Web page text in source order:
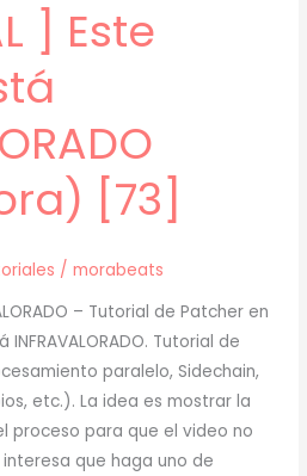
] Este
[73]
/morabeats
– Tutorial de Patcher en
INFRAVALORADO. Tutorial de
paralelo, Sidechain,
etc.). La idea es mostrar la
proceso para que el video no
que haga uno de